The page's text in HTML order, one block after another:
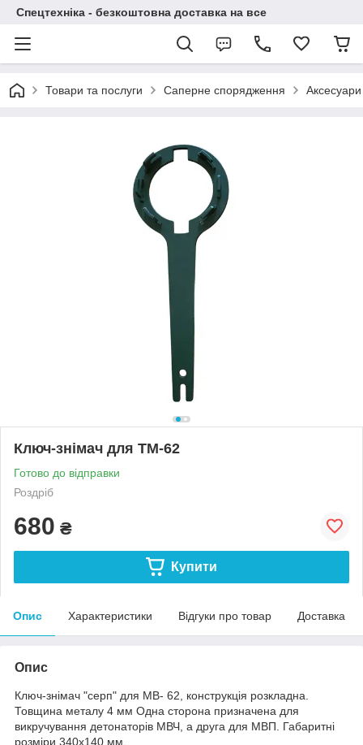
Спецтехніка - безкоштовна доставка на все
Товари та послуги Саперне спорядження
Ключ-знімач для ТМ-62
Готово до відправки
Роздріб
680 ₴
Купити
Опис Характеристики Відгуки про товар Доставка
Опис
Ключ-знімач "серп" для МВ- 62, конструкція розкладна.
Товщина металу 4 мм Одна сторона призначена для
викручування детонаторів МВЧ, а друга для МВП. Габаритні
розміри 340х140 мм.